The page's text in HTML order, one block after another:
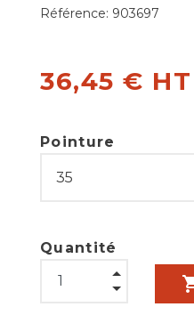
Référence: 903697
36,45 € HT
Pointure
Quantité